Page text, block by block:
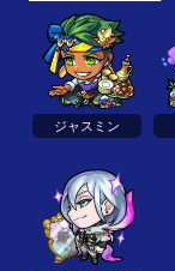
ジャスミン